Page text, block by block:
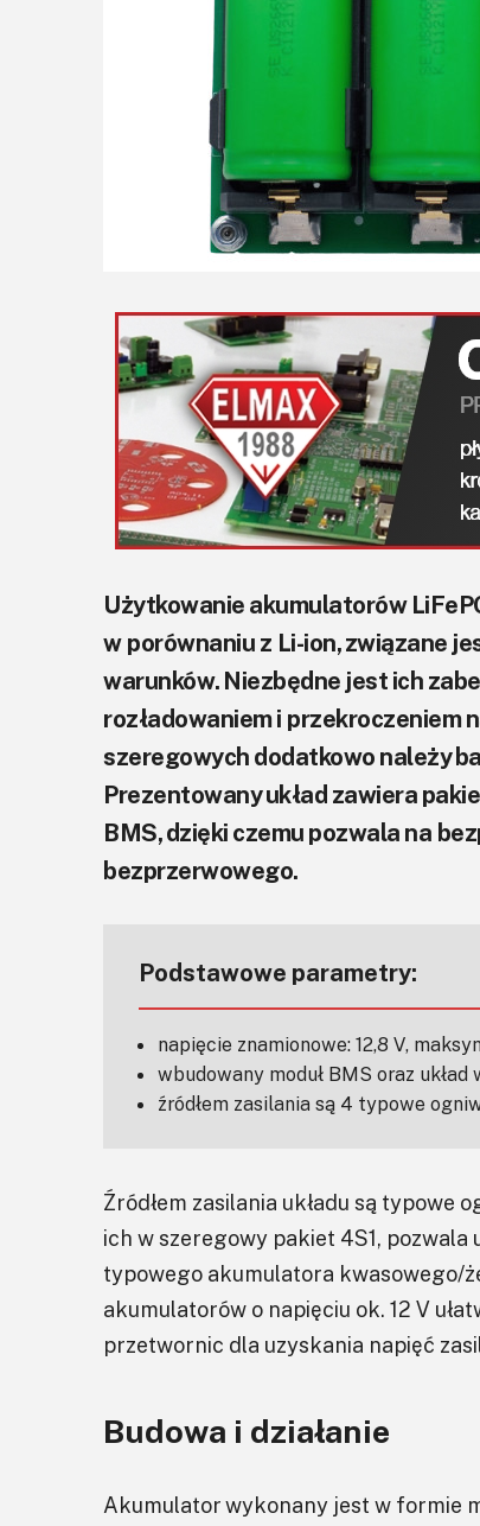
Użytkowanie akumulatorów
w porównaniu z Li-ion, związane
warunków. Niezbędne jest ich
rozładowaniem i przekroczeniem
szeregowych dodatkowo należy
Prezentowany układ zawiera
BMS, dzięki czemu pozwala na
bezprzerwowego.
Podstawowe parametry:
napięcie znamionowe: 12,8 V,
wbudowany moduł BMS oraz układ
źródłem zasilania są 4 typowe
Źródłem zasilania układu są typowe
ich w szeregowy pakiet 4S1, pozwala
typowego akumulatora kwasowego/
akumulatorów o napięciu ok. 12 V
przetwornic dla uzyskania napięć
Budowa i działanie
Akumulator wykonany jest w formie